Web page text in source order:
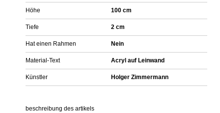
Höhe 100 cm
Tiefe 2 cm
Hat einen Rahmen Nein
Material-Text Acryl auf Leinwand
Künstler Holger Zimmermann
beschreibung des artikels